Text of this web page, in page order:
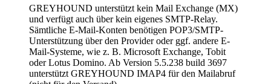
GREYHOUND unterstützt kein Mail Exchange (MX)
und verfügt auch über kein eigenes SMTP-Relay.
Sämtliche E-Mail-Konten benötigen POP3/SMTP-
Unterstützung über den Provider oder ggf. andere E-
Mail-Systeme, wie z. B. Microsoft Exchange, Tobit
oder Lotus Domino. Ab Version 5.5.238 build 3697
unterstützt GREYHOUND IMAP4 für den Mailabruf